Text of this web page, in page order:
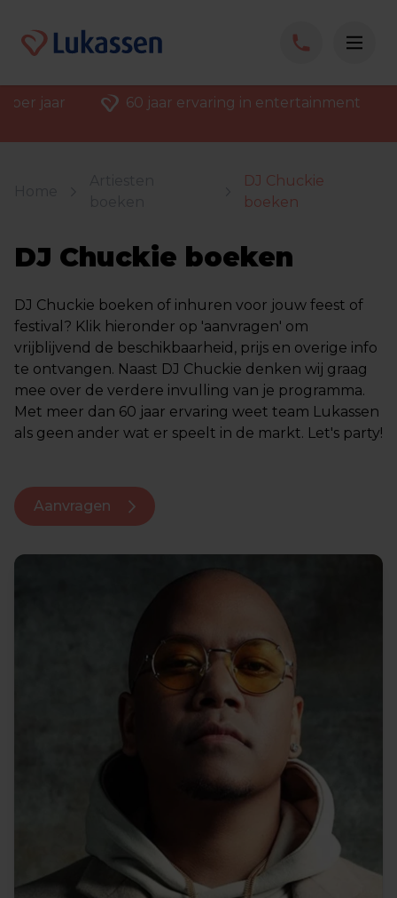
per jaar 60 jaar ervaring in entertainment
DJ Chuckie
boeken
DJ Chuckie boeken
DJ Chuckie boeken of inhuren voor jouw feest of
festival? Klik hieronder op 'aanvragen' om
vrijblijvend de beschikbaarheid, prijs en overige info
te ontvangen. Naast DJ Chuckie denken wij graag
mee over de verdere invulling van je programma.
Met meer dan 60 jaar ervaring weet team Lukassen
als geen ander wat er speelt in de markt. Let's party!
Aanvragen